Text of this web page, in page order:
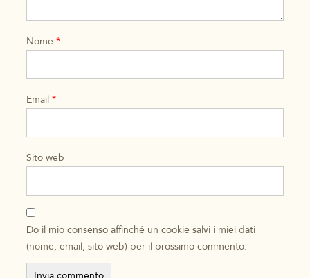
Nome *
Email *
Sito web
Do il mio consenso affinché un cookie salvi i miei dati
(nome, email, sito web) per il prossimo commento.